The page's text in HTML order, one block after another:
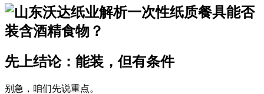
先上结论：能装，但有条件
别急，咱们先说重点。